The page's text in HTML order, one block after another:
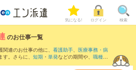
気になる! ログイン 検索
のお仕事一覧
連のお仕事の他に、 看護助手、 医療事務・病
。さらに、 短期 ・ 単発などの期間や、 職種未